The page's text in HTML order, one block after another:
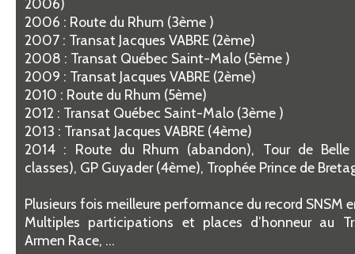
2006)
2006 : Route du Rhum (3ème )
2007 : Transat Jacques VABRE (2ème)
2008 : Transat Québec Saint-Malo (5ème )
2009 : Transat Jacques VABRE (2ème)
2010 : Route du Rhum (5ème)
2012 : Transat Québec Saint-Malo (3ème )
2013 : Transat Jacques VABRE (4ème)
2014 : Route du Rhum (abandon), Tour de
classes), GP Guyader (4ème), Trophée Prince de
Plusieurs fois meilleure performance du record SNSM
Multiples participations et places d’honneur au
Armen Race, …